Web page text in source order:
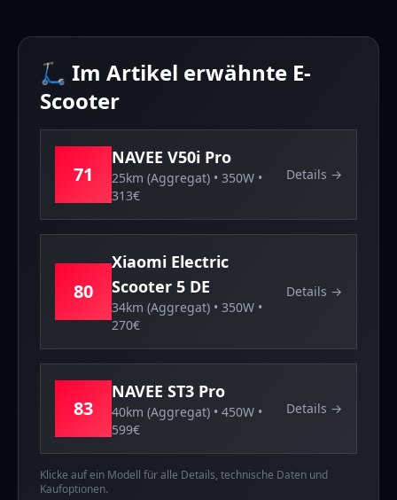
🛴 Im Artikel erwähnte E-
Scooter
71
NAVEE V50i Pro
25km (Aggregat) • 350W •
313€
Details →
80
Xiaomi Electric
Scooter 5 DE
34km (Aggregat) • 350W •
270€
Details →
83
NAVEE ST3 Pro
40km (Aggregat) • 450W •
599€
Details →
Klicke auf ein Modell für alle Details, technische Daten und
Kaufoptionen.